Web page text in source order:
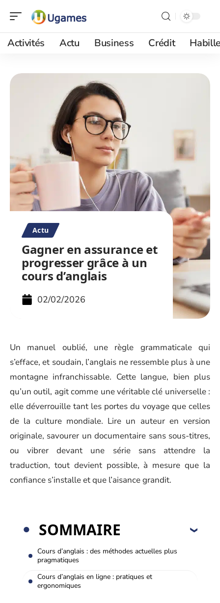
Activités Actu Business Crédit
Actu
Gagner en assurance et
progresser grâce à un
cours d’anglais
02/02/2026
Un manuel oublié, une règle grammaticale qui
s’efface, et soudain, l’anglais ne ressemble plus à une
montagne infranchissable. Cette langue, bien plus
qu’un outil, agit comme une véritable clé universelle :
elle déverrouille tant les portes du voyage que celles
de la culture mondiale. Lire un auteur en version
originale, savourer un documentaire sans sous-titres,
ou vibrer devant une série sans attendre la
traduction, tout devient possible, à mesure que la
confiance s’installe et que l’aisance grandit.
SOMMAIRE
Cours d’anglais : des méthodes actuelles plus
pragmatiques
Cours d’anglais en ligne : pratiques et
ergonomiques